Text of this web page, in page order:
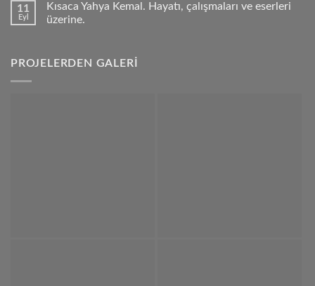
11
Eyl
Kısaca Yahya Kemal. Hayatı, çalışmaları ve eserleri
üzerine.
PROJELERDEN GALERİ